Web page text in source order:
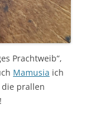
Prachtweib“,
Mamusia ich
die prallen